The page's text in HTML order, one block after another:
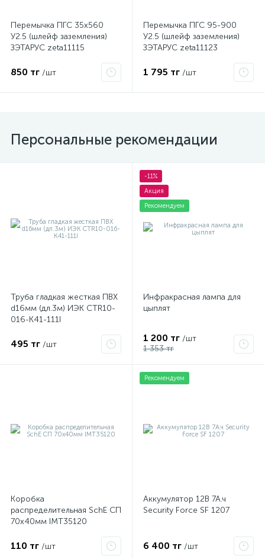
Перемычка ПГС 35х560
У2.5 (шлейф заземления)
ЗЭТАРУС zeta11115
850 тг /шт
Перемычка ПГС 95-900
У2.5 (шлейф заземления)
ЗЭТАРУС zeta11123
1 795 тг /шт
Персональные рекомендации
Труба гладкая жесткая ПВХ
d16мм (дл.3м) ИЭК CTR10-
016-K41-111I
495 тг /шт
-11%
Акция
Рекомендуем
Инфракрасная лампа для
цыплят
1 200 тг /шт
1 353 тг
Коробка
распределительная SchE СП
70х40мм IMT35120
110 тг /шт
Рекомендуем
Аккумулятор 12В 7А.ч
Security Force SF 1207
6 400 тг /шт